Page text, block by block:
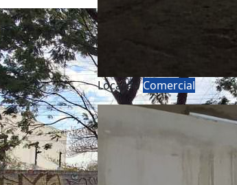
LocaçãoComercial